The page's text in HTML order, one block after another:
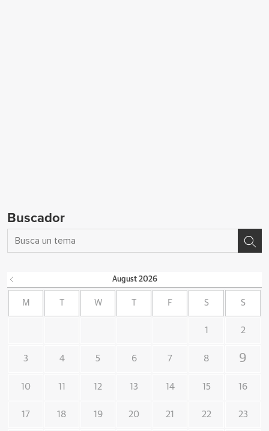
Buscador
August 2026
M W F S S
1 2
3 4 5 6 7 8 9
10 11 12 13 14 15 16
17 18 19 20 21 22 23